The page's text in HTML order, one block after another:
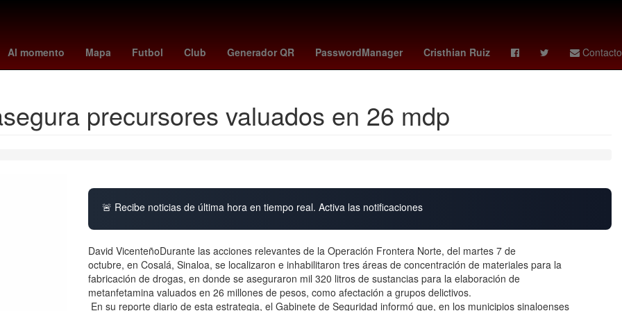
Al momento Mapa Futbol Club Generador QR PasswordManager Cristhian Ruiz Contacto
Empresa Venezuela Quintana Roo Epidemiología Perú portugal vs Venezolanos
precursores valuados en 26 mdp
🚨 Recibe noticias de última hora en tiempo real. Activa las notificaciones
David VicenteñoDurante las acciones relevantes de la Operación Frontera Norte, del martes 7 de
octubre, en Cosalá, Sinaloa, se localizaron e inhabilitaron tres áreas de concentración de materiales para la
fabricación de drogas, en donde se aseguraron mil 320 litros de sustancias para la elaboración de
metanfetamina valuados en 26 millones de pesos, como afectación a grupos delictivos.
En su reporte diario de esta estrategia, el Gabinete de Seguridad informó que, en los municipios sinaloenses